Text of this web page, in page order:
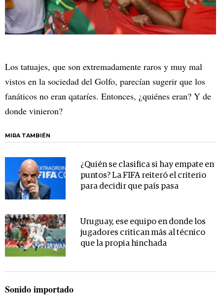
Los tatuajes, que son extremadamente raros y muy mal
vistos en la sociedad del Golfo, parecían sugerir que los
fanáticos no eran qataríes. Entonces, ¿quiénes eran? Y de
donde vinieron?
MIRA TAMBIÉN
¿Quién se clasifica si hay empate en
puntos? La FIFA reiteró el criterio
para decidir que país pasa
Uruguay, ese equipo en donde los
jugadores critican más al técnico
que la propia hinchada
Sonido importado